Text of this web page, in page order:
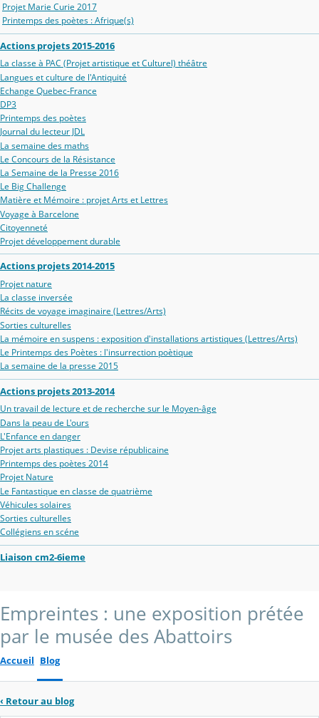
Projet Marie Curie 2017
Printemps des poètes : Afrique(s)
Actions projets 2015-2016
La classe à PAC (Projet artistique et Culturel) théâtre
Langues et culture de l'Antiquité
Echange Quebec-France
DP3
Printemps des poètes
Journal du lecteur JDL
La semaine des maths
Le Concours de la Résistance
La Semaine de la Presse 2016
Le Big Challenge
Matière et Mémoire : projet Arts et Lettres
Voyage à Barcelone
Citoyenneté
Projet développement durable
Actions projets 2014-2015
Projet nature
La classe inversée
Récits de voyage imaginaire (Lettres/Arts)
Sorties culturelles
La mémoire en suspens : exposition d'installations artistiques (Lettres/Arts)
Le Printemps des Poètes : l'insurrection poètique
La semaine de la presse 2015
Actions projets 2013-2014
Un travail de lecture et de recherche sur le Moyen-âge
Dans la peau de L'ours
L'Enfance en danger
Projet arts plastiques : Devise républicaine
Printemps des poètes 2014
Projet Nature
Le Fantastique en classe de quatrième
Véhicules solaires
Sorties culturelles
Collégiens en scéne
Liaison cm2-6ieme
Empreintes : une exposition prétée
par le musée des Abattoirs
Accueil Blog
‹ Retour au blog